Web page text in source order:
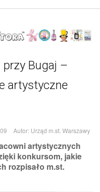
Bugaj –
artystyczne
Autor: Urząd m.st. Warszawy
artystycznych
konkursom, jakie
rozpisało m.st.